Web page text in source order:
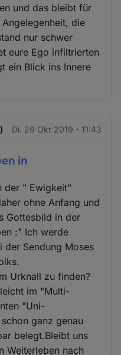
und das bleibt für
die
nur schwer
eure Ego infiltrierten
ein Blick ins Innere
Di. 29 Okt 2019 - 11:43
in
der " Ewigkeit"
ohne Anfang und
Gottesbild in der
:" Ich werde
der Sendung Moses
Urknall zu finden?
im "Multi-
"Uni-
ganz genau
belegt.Bleibt uns
Weiterleben nach